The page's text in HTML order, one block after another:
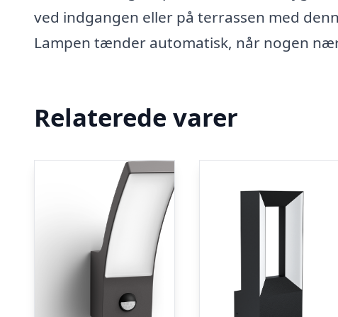
ved indgangen eller på terrassen med
Lampen tænder automatisk, når nogen
Relaterede varer